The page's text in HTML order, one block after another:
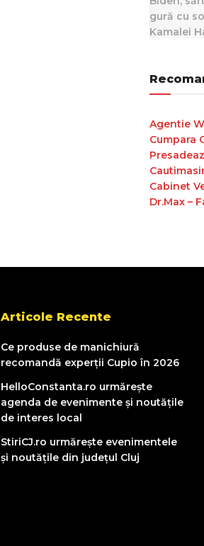
Agentie
Cumpara
Cabinet
Dr.Max –
Articole Recente
Ce produse de manichiură
recomandă experții Cupio în 2026
HelloConstanta.ro urmărește
agenda de evenimente și noutățile
de interes local
StiriCJ.ro urmărește evenimentele
și noutățile din județul Cluj